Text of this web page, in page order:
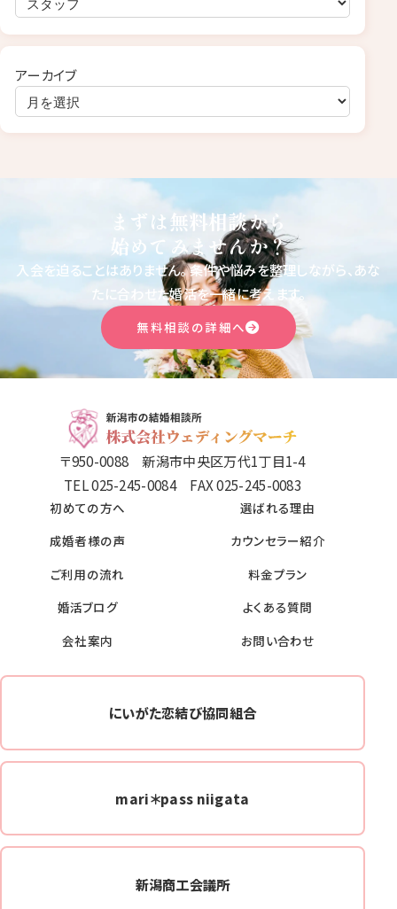
アーカイブ
まずは無料相談から
始めてみませんか？
入会を迫ることはありません。条件や悩みを整理しながら、あな
たに合わせた婚活を一緒に考えます。
無料相談の詳細へ
〒950-0088 新潟市中央区万代1丁目1-4
TEL 025-245-0084 FAX 025-245-0083
初めての方へ
選ばれる理由
成婚者様の声
カウンセラー紹介
ご利用の流れ
料金プラン
婚活ブログ
よくある質問
会社案内
お問い合わせ
にいがた恋結び協同組合
mari＊pass niigata
新潟商工会議所